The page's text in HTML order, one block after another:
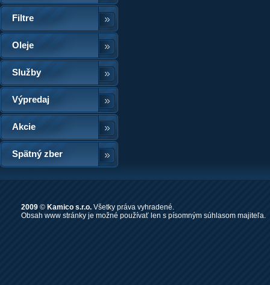
Filtre
Oleje
Služby
Výpredaj
Akcie
Spätný zber
2009 © Kamico s.r.o. Všetky práva vyhradené.
Obsah www stránky je možné používať len s písomným súhlasom majiteľa.